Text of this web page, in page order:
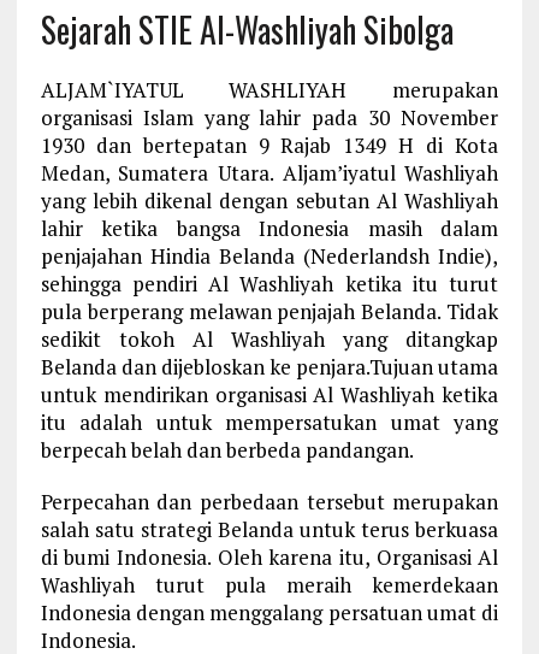
Sejarah STIE Al-Washliyah Sibolga
ALJAM`IYATUL WASHLIYAH merupakan
organisasi Islam yang lahir pada 30 November
1930 dan bertepatan 9 Rajab 1349 H di Kota
Medan, Sumatera Utara. Aljam’iyatul Washliyah
yang lebih dikenal dengan sebutan Al Washliyah
lahir ketika bangsa Indonesia masih dalam
penjajahan Hindia Belanda (Nederlandsh Indie),
sehingga pendiri Al Washliyah ketika itu turut
pula berperang melawan penjajah Belanda. Tidak
sedikit tokoh Al Washliyah yang ditangkap
Belanda dan dijebloskan ke penjara.Tujuan utama
untuk mendirikan organisasi Al Washliyah ketika
itu adalah untuk mempersatukan umat yang
berpecah belah dan berbeda pandangan.
Perpecahan dan perbedaan tersebut merupakan
salah satu strategi Belanda untuk terus berkuasa
di bumi Indonesia. Oleh karena itu, Organisasi Al
Washliyah turut pula meraih kemerdekaan
Indonesia dengan menggalang persatuan umat di
Indonesia.